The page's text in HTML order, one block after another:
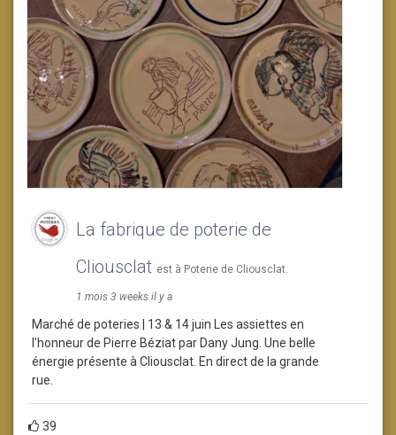
La fabrique de poterie de
Cliousclat est à Poterie de Cliousclat.
1 mois 3 weeks il y a
Marché de poteries | 13 & 14 juin Les assiettes en
l’honneur de Pierre Béziat par Dany Jung. Une belle
énergie présente à Cliousclat. En direct de la grande
rue.
39